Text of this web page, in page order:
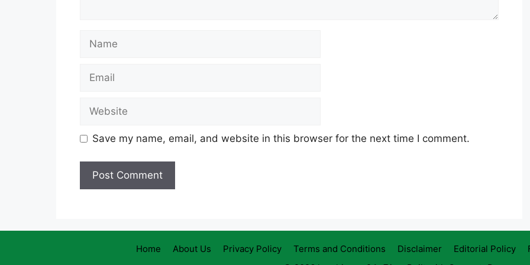
Name
Email
Website
Save my name, email, and website in this browser for the next time I comment.
Home About Us Privacy Policy Terms and Conditions Disclaimer Editorial Policy